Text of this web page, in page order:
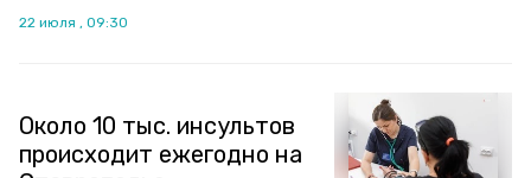
22 июля , 09:30
Около 10 тыс. инсультов
происходит ежегодно на